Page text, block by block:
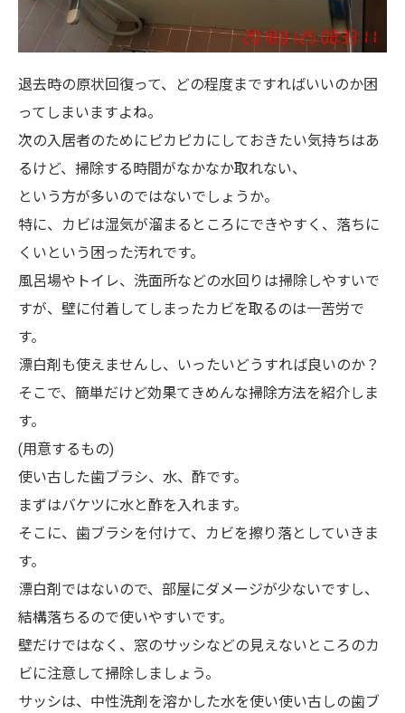
退去時の原状回復って、どの程度まですればいいのか困
ってしまいますよね。
次の入居者のためにピカピカにしておきたい気持ちはあ
るけど、掃除する時間がなかなか取れない、
という方が多いのではないでしょうか。
特に、カビは湿気が溜まるところにできやすく、落ちに
くいという困った汚れです。
風呂場やトイレ、洗面所などの水回りは掃除しやすいで
すが、壁に付着してしまったカビを取るのは一苦労で
す。
漂白剤も使えませんし、いったいどうすれば良いのか？
そこで、簡単だけど効果てきめんな掃除方法を紹介しま
す。
(用意するもの)
使い古した歯ブラシ、水、酢です。
まずはバケツに水と酢を入れます。
そこに、歯ブラシを付けて、カビを擦り落としていきま
す。
漂白剤ではないので、部屋にダメージが少ないですし、
結構落ちるので使いやすいです。
壁だけではなく、窓のサッシなどの見えないところのカ
ビに注意して掃除しましょう。
サッシは、中性洗剤を溶かした水を使い使い古しの歯ブ